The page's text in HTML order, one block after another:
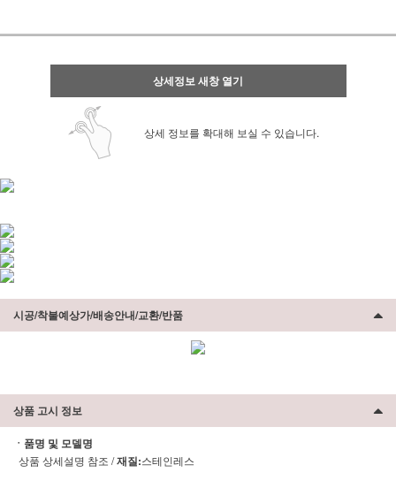
상세정보 새창 열기
상세 정보를 확대해 보실 수 있습니다.
시공/착불예상가/배송안내/교환/반품
상품 고시 정보
ㆍ품명 및 모델명
상품 상세설명 참조 /재질:스테인레스